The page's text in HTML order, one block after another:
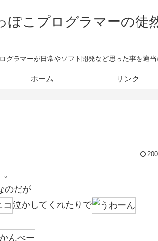
ぽこプログラマーの徒
グラマーが日常やソフト開発など思った事を適当
ホーム リンク
のだが
泣かしてくれたりで